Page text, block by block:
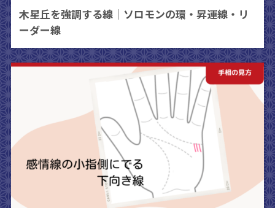
木星丘を強調する線｜ソロモンの環・昇運線・リ
ーダー線